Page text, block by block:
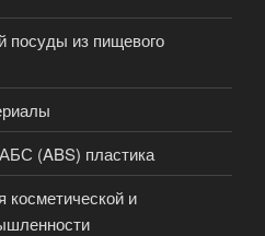
посуды из пищевого
(ABS) пластика
косметической и